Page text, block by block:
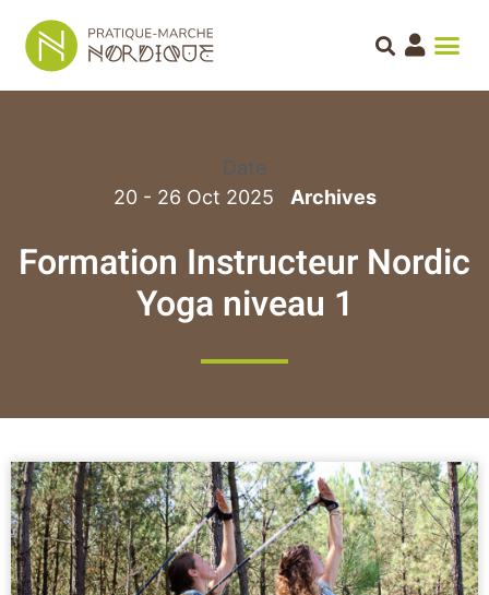
Date
20 - 26 Oct 2025
Formation Instructeur Nordic
Yoga niveau 1